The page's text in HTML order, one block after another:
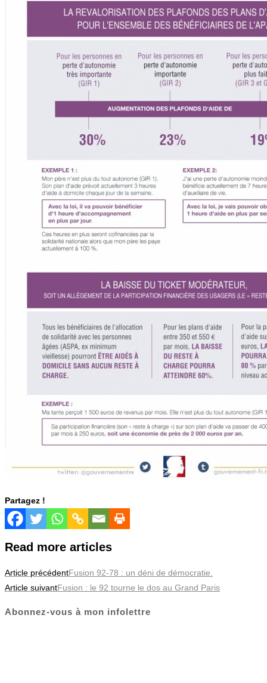
Partagez !
Read more articles
Article précédentFusion 92-78 : un déni de démocratie.
Article suivantFusion : le 92 tourne le dos au Grand Paris
Abonnez-vous à mon infolettre